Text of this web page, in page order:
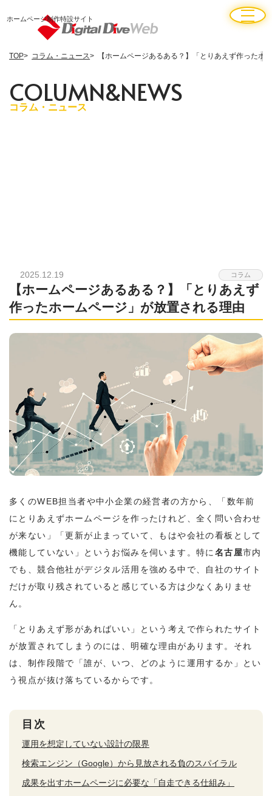
ホームページ制作特設サイト
TOP コラム・ニュース 【ホームページあるある？】「とりあえず作ったホ
COLUMN&NEWS
コラム・ニュース
2025.12.19 コラム
【ホームページあるある？】「とりあえず
作ったホームページ」が放置される理由
多くのWEB担当者や中小企業の経営者の方から、「数年前
にとりあえずホームページを作ったけれど、全く問い合わせ
が来ない」「更新が止まっていて、もはや会社の看板として
機能していない」というお悩みを伺います。特に名古屋市内
でも、競合他社がデジタル活用を強める中で、自社のサイト
だけが取り残されていると感じている方は少なくありませ
ん。
「とりあえず形があればいい」という考えで作られたサイト
が放置されてしまうのには、明確な理由があります。それ
は、制作段階で「誰が、いつ、どのように運用するか」とい
う視点が抜け落ちているからです。
目次
運用を想定していない設計の限界
検索エンジン（Google）から見放される負のスパイラル
成果を出すホームページに必要な「自走できる仕組み」